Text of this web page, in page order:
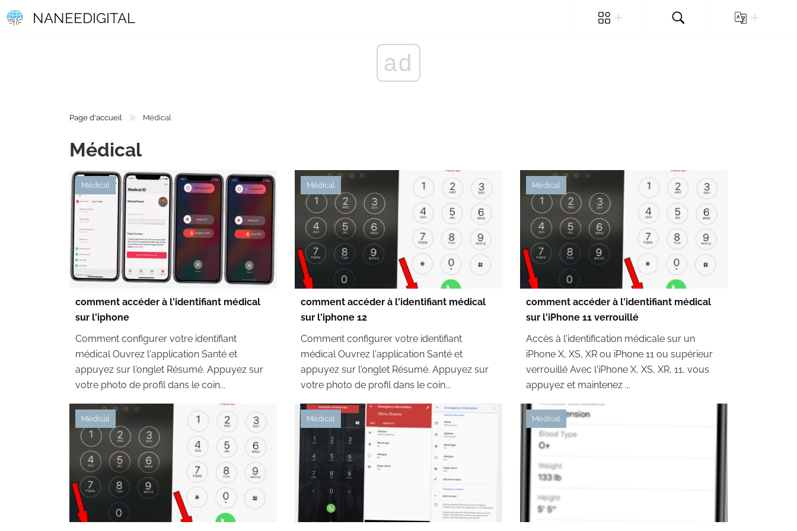
NANEEDIGITAL
ad
Page d'accueil Médical
Médical
Médical
comment accéder à l'identifiant médical
sur l'iphone
Comment configurer votre identifiant
médical Ouvrez l'application Santé et
appuyez sur l'onglet Résumé. Appuyez sur
votre photo de profil dans le coin...
Médical
comment accéder à l'identifiant médical
sur l'iphone 12
Comment configurer votre identifiant
médical Ouvrez l'application Santé et
appuyez sur l'onglet Résumé. Appuyez sur
votre photo de profil dans le coin...
Médical
comment accéder à l'identifiant médical
sur l'iPhone 11 verrouillé
Accès à l'identification médicale sur un
iPhone X, XS, XR ou iPhone 11 ou supérieur
verrouillé Avec l'iPhone X, XS, XR, 11, vous
appuyez et maintenez ...
Médical Médical Médical